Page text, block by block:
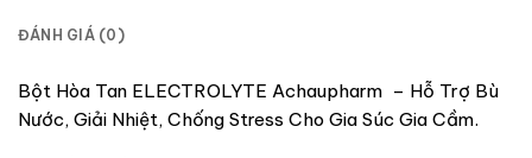
ĐÁNH GIÁ (0)
Bột Hòa Tan ELECTROLYTE Achaupharm – Hỗ Trợ Bù
Nước, Giải Nhiệt, Chống Stress Cho Gia Súc Gia Cầm.